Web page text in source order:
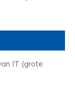
IT (grote